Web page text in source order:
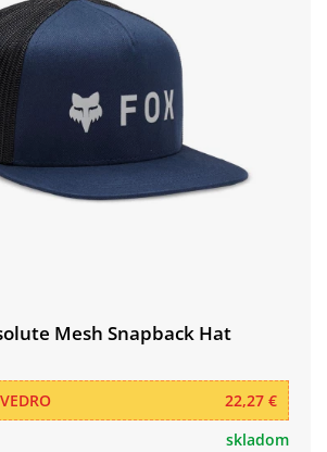
Mesh Snapback Hat
22,27 €
VEDRO
skladom